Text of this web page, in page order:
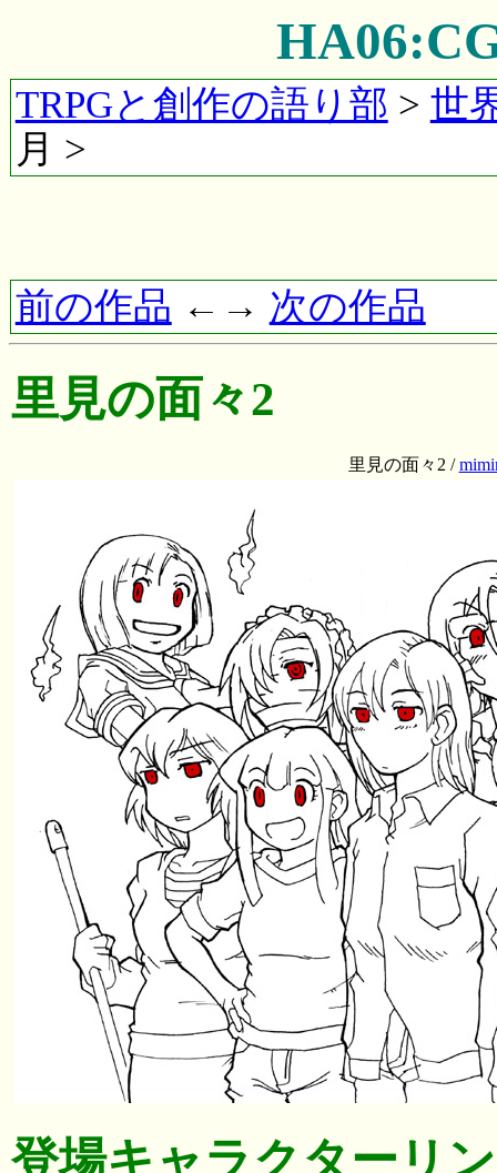
TRPGと創作の語り部 > 世
月 >
前の作品 ←→ 次の作品
里見の面々2
里見の面々2 /
登場キャラクターリ